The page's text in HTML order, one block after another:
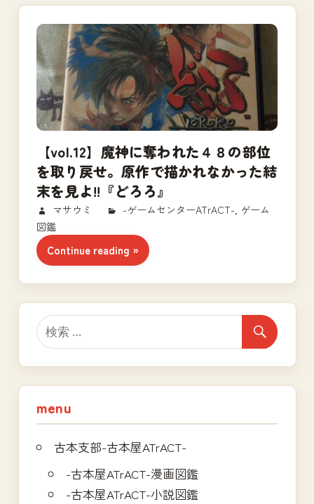
【vol.12】魔神に奪われた４８の部位
を取り戻せ。原作で描かれなかった結
末を見よ!!『どろろ』
2018/03/12
マサウミ -ゲームセンターATrACT- ゲーム
図鑑
Continue reading
menu
古本支部-古本屋ATrACT-
-古本屋ATrACT-漫画図鑑
-古本屋ATrACT-小説図鑑